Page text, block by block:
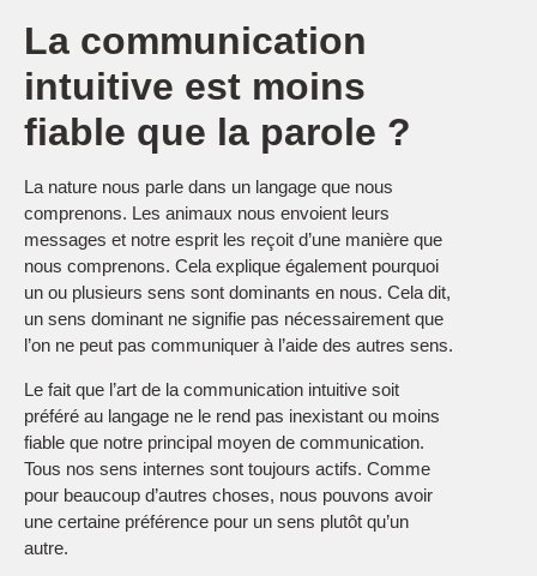
La communication
intuitive est moins
fiable que la parole ?
La nature nous parle dans un langage que nous
comprenons. Les animaux nous envoient leurs
messages et notre esprit les reçoit d’une manière que
nous comprenons. Cela explique également pourquoi
un ou plusieurs sens sont dominants en nous. Cela dit,
un sens dominant ne signifie pas nécessairement que
l’on ne peut pas communiquer à l’aide des autres sens.
Le fait que l’art de la communication intuitive soit
préféré au langage ne le rend pas inexistant ou moins
fiable que notre principal moyen de communication.
Tous nos sens internes sont toujours actifs. Comme
pour beaucoup d’autres choses, nous pouvons avoir
une certaine préférence pour un sens plutôt qu’un
autre.